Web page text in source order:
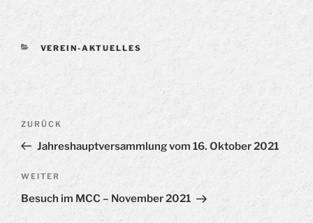
KATEGORIEN
VEREIN-AKTUELLES
Beitragsnavigation
Vorheriger
Beitrag
ZURÜCK
Jahreshauptversammlung vom 16. Oktober 2021
Nächster
Beitrag
WEITER
Besuch im MCC – November 2021